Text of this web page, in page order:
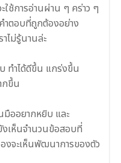
ใช้การอ่านผ่าน ๆ คร่าว ๆ
ำตอบที่ถูกต้องอย่าง
ไม่รู้นานล่ะ
ทำได้ดีขึ้น แกร่งขึ้น
กขึ้น
ออยากหยิบ และ
งเห็นจำนวนข้อสอบที่
งจะเห็นพัฒนาการของตัว